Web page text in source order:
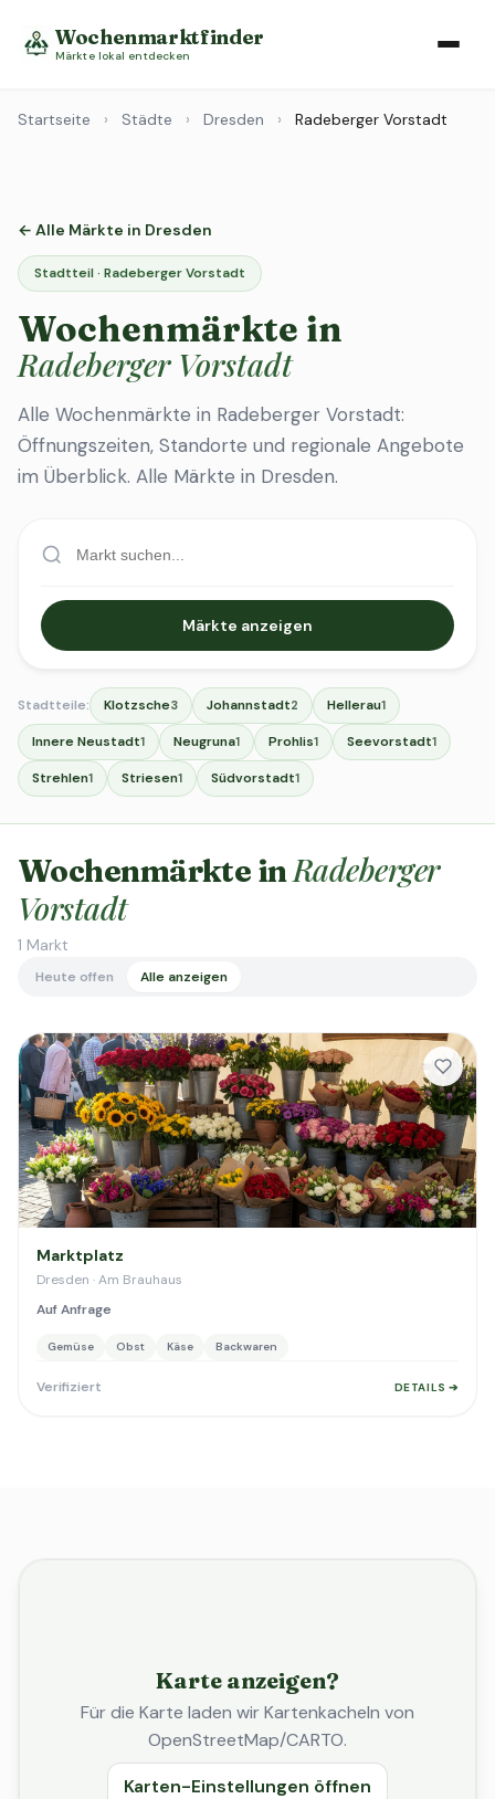
Wochenmarktfinder
Märkte lokal entdecken
Startseite › Städte › Dresden › Radeberger Vorstadt
← Alle Märkte in Dresden
Stadtteil · Radeberger Vorstadt
Wochenmärkte in
Radeberger Vorstadt
Alle Wochenmärkte in Radeberger Vorstadt:
Öffnungszeiten, Standorte und regionale Angebote
im Überblick. Alle Märkte in Dresden.
Märkte anzeigen
Stadtteile: Klotzsche3 Johannstadt2 Hellerau1
Innere Neustadt1 Neugruna1 Prohlis1 Seevorstadt1
Strehlen1 Striesen1 Südvorstadt1
Wochenmärkte inRadeberger
Vorstadt
1 Markt
Heute offen Alle anzeigen
Marktplatz
Dresden · Am Brauhaus
Auf Anfrage
Gemüse Obst Käse Backwaren
Verifiziert DETAILS ➔
Karte anzeigen?
Für die Karte laden wir Kartenkacheln von
OpenStreetMap/CARTO.
Karten-Einstellungen öffnen